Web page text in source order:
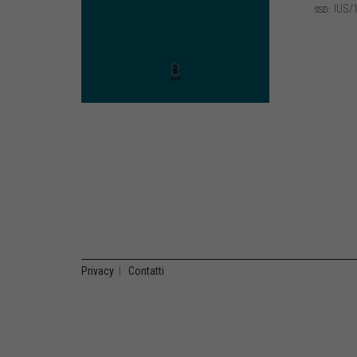
SSD: IUS/
Privacy Contatti